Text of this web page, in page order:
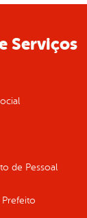
Serviços
de Pessoal